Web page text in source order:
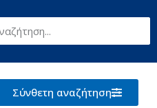
Σύνθετη αναζήτηση